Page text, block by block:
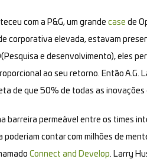
com a P&G, um grande case de
corporativa elevada, estavam
e desenvolvimento), eles
ao seu retorno. Então A.G.
de que 50% de todas as inovações
barreira permeável entre os times
poderiam contar com milhões de
Connect and Develop. Larry